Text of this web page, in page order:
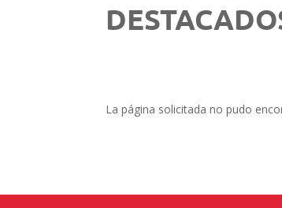
La página solicitada no pudo